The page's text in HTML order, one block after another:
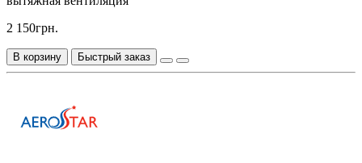
2 150грн.
В корзину Быстрый заказ